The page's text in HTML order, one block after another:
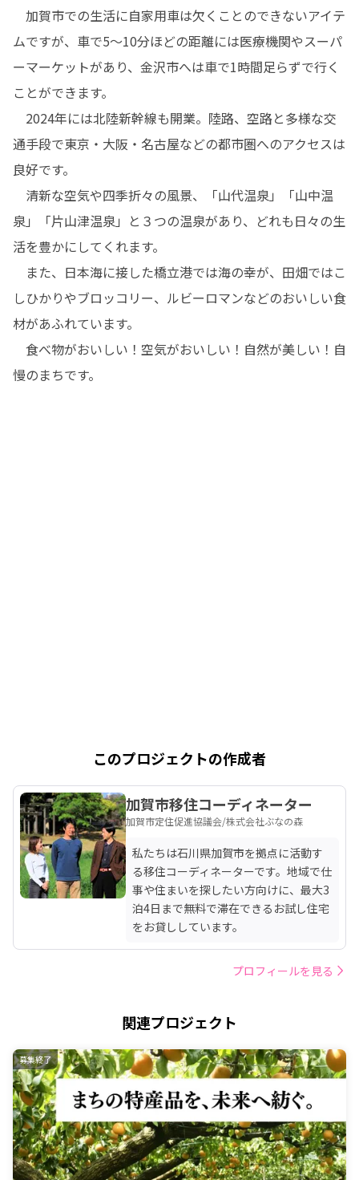
加賀市での生活に自家用車は欠くことのできないアイテ
ムですが、車で5～10分ほどの距離には医療機関やスーパ
ーマーケットがあり、金沢市へは車で1時間足らずで行く
ことができます。
2024年には北陸新幹線も開業。陸路、空路と多様な交
通手段で東京・大阪・名古屋などの都市圏へのアクセスは
良好です。
清新な空気や四季折々の風景、「山代温泉」「山中温
泉」「片山津温泉」と３つの温泉があり、どれも日々の生
活を豊かにしてくれます。
また、日本海に接した橋立港では海の幸が、田畑ではこ
しひかりやブロッコリー、ルビーロマンなどのおいしい食
材があふれています。
食べ物がおいしい！空気がおいしい！自然が美しい！自
慢のまちです。
このプロジェクトの作成者
加賀市移住コーディネーター
加賀市定住促進協議会/株式会社ぶなの森
私たちは石川県加賀市を拠点に活動す
る移住コーディネーターです。地域で仕
事や住まいを探したい方向けに、最大3
泊4日まで無料で滞在できるお試し住宅
をお貸ししています。
プロフィールを見る
関連プロジェクト
募集終了